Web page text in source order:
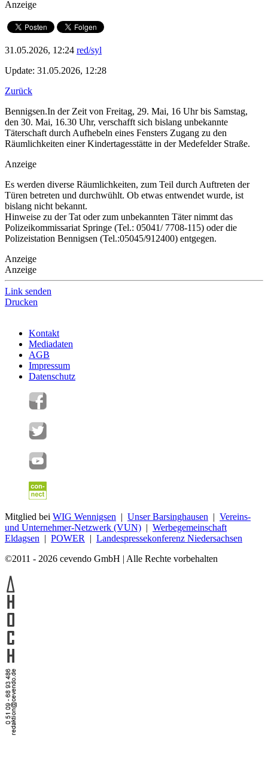
Anzeige
31.05.2026, 12:24 red/syl
Update: 31.05.2026, 12:28
Zurück
Bennigsen.In der Zeit von Freitag, 29. Mai, 16 Uhr bis Samstag,
den 30. Mai, 16.30 Uhr, verschafft sich bislang unbekannte
Täterschaft durch Aufhebeln eines Fensters Zugang zu den
Räumlichkeiten einer Kindertagesstätte in der Medefelder Straße.
Anzeige
Es werden diverse Räumlichkeiten, zum Teil durch Auftreten der
Türen betreten und durchwühlt. Ob etwas entwendet wurde, ist
bislang nicht bekannt.
Hinweise zu der Tat oder zum unbekannten Täter nimmt das
Polizeikommissariat Springe (Tel.: 05041/ 7708-115) oder die
Polizeistation Bennigsen (Tel.:05045/912400) entgegen.
Anzeige
Anzeige
Link senden
Drucken
Kontakt
Mediadaten
AGB
Impressum
Datenschutz
Mitglied bei WIG Wennigsen | Unser Barsinghausen | Vereins-
und Unternehmer-Netzwerk (VUN) | Werbegemeinschaft
Eldagsen | POWER | Landespressekonferenz Niedersachsen
©2011 - 2026 cevendo GmbH | Alle Rechte vorbehalten